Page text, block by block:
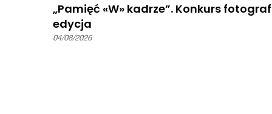
„Pamięć «W» kadrze”. Konkurs
edycja
04/08/2026